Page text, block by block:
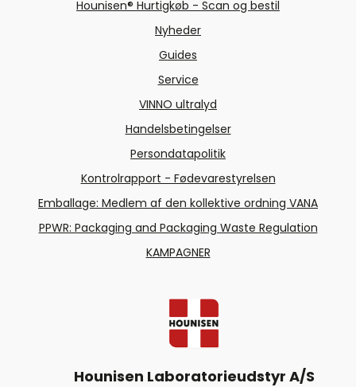
Hounisen® Hurtigkøb - Scan og bestil
Nyheder
Guides
Service
VINNO ultralyd
Handelsbetingelser
Persondatapolitik
Kontrolrapport - Fødevarestyrelsen
Emballage: Medlem af den kollektive ordning VANA
PPWR: Packaging and Packaging Waste Regulation
KAMPAGNER
Hounisen Laboratorieudstyr A/S